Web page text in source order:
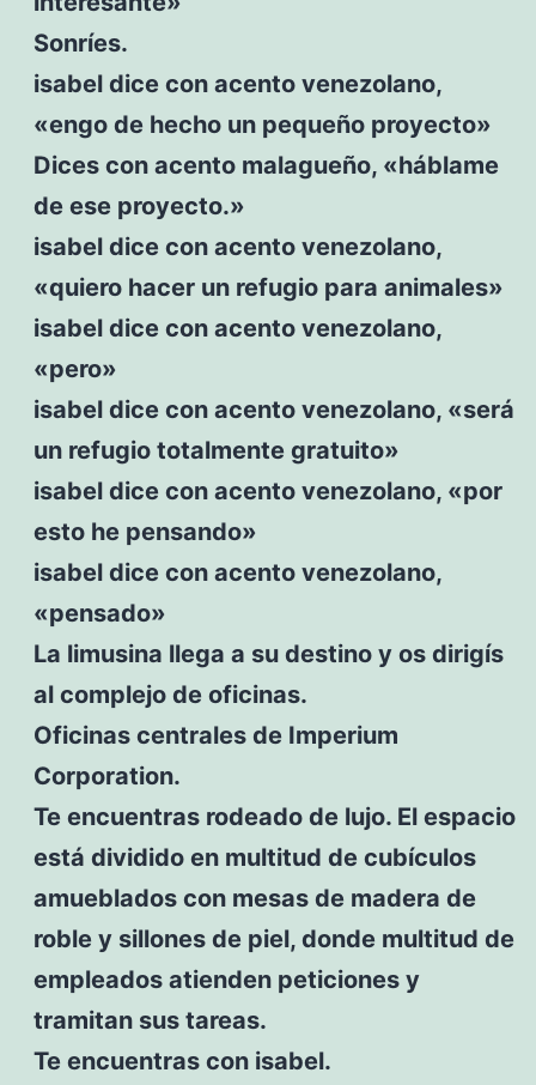
Sonríes.
isabel dice con acento venezolano,
«engo de hecho un pequeño proyecto»
Dices con acento malagueño, «háblame
de ese proyecto.»
isabel dice con acento venezolano,
«quiero hacer un refugio para animales»
isabel dice con acento venezolano,
«pero»
isabel dice con acento venezolano, «será
un refugio totalmente gratuito»
isabel dice con acento venezolano, «por
esto he pensando»
isabel dice con acento venezolano,
«pensado»
La limusina llega a su destino y os dirigís
al complejo de oficinas.
Oficinas centrales de Imperium
Corporation.
Te encuentras rodeado de lujo. El espacio
está dividido en multitud de cubículos
amueblados con mesas de madera de
roble y sillones de piel, donde multitud de
empleados atienden peticiones y
tramitan sus tareas.
Te encuentras con isabel.